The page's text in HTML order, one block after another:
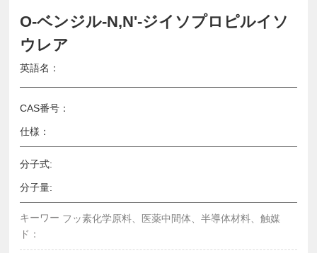
O-ベンジル-N,N'-ジイソプロピルイソ
ウレア
英語名：
CAS番号：
仕様：
分子式:
分子量:
キーワー
ド：
フッ素化学原料、医薬中間体、半導体材料、触媒